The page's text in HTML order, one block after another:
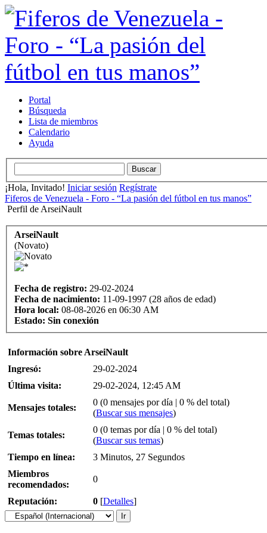
Portal
Búsqueda
Lista de miembros
Calendario
Ayuda
¡Hola, Invitado! Iniciar sesión Regístrate
Fiferos de Venezuela - Foro - “La pasión del fútbol en tus manos”
Perfil de ArseiNault
ArseiNault
(Novato)
Fecha de registro: 29-02-2024
Fecha de nacimiento: 11-09-1997 (28 años de edad)
Hora local: 08-08-2026 en 06:30 AM
Estado: Sin conexión
Información sobre ArseiNault
Ingresó:
29-02-2024
Última visita:
29-02-2024, 12:45 AM
Mensajes totales:
0 (0 mensajes por día | 0 % del total)
(Buscar sus mensajes)
Temas totales:
0 (0 temas por día | 0 % del total)
(Buscar sus temas)
Tiempo en línea:
3 Minutos, 27 Segundos
Miembros
recomendados:
0
Reputación: 0 [Detalles]